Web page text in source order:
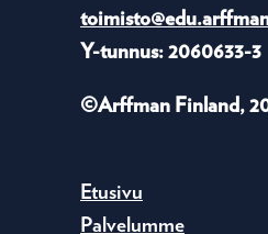
Y-tunnus: 2060633-3
©Arffman Finland,
Etusivu
Palvelumme